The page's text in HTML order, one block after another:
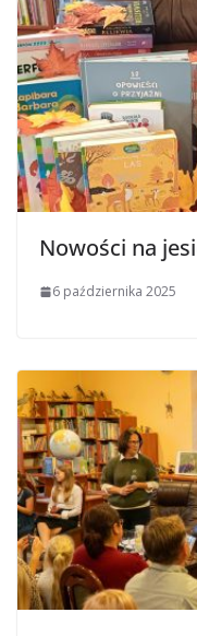
Nowości na
6 października 2025